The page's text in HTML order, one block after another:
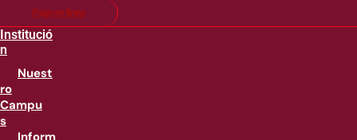
Pago en línea
Institució
n
Nuest
ro
Campu
s
Inform